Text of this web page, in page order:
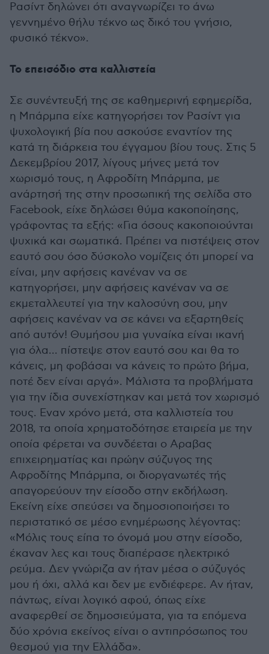
Ρασίντ δηλώνει ότι αναγνωρίζει το άνω
γεννημένο θήλυ τέκνο ως δικό του γνήσιο,
φυσικό τέκνο».
Το επεισόδιο στα καλλιστεία
Σε συνέντευξή της σε καθημερινή εφημερίδα,
η Μπάρμπα είχε κατηγορήσει τον Ρασίντ για
ψυχολογική βία που ασκούσε εναντίον της
κατά τη διάρκεια του έγγαμου βίου τους. Στις 5
Δεκεμβρίου 2017, λίγους μήνες μετά τον
χωρισμό τους, η Αφροδίτη Μπάρμπα, με
ανάρτησή της στην προσωπική της σελίδα στο
Facebook, είχε δηλώσει θύμα κακοποίησης,
γράφοντας τα εξής: «Για όσους κακοποιούνται
ψυχικά και σωματικά. Πρέπει να πιστέψεις στον
εαυτό σου όσο δύσκολο νομίζεις ότι μπορεί να
είναι, μην αφήσεις κανέναν να σε
κατηγορήσει, μην αφήσεις κανέναν να σε
εκμεταλλευτεί για την καλοσύνη σου, μην
αφήσεις κανέναν να σε κάνει να εξαρτηθείς
από αυτόν! Θυμήσου μια γυναίκα είναι ικανή
για όλα... πίστεψε στον εαυτό σου και θα το
κάνεις, μη φοβάσαι να κάνεις το πρώτο βήμα,
ποτέ δεν είναι αργά». Μάλιστα τα προβλήματα
για την ίδια συνεχίστηκαν και μετά τον χωρισμό
τους. Εναν χρόνο μετά, στα καλλιστεία του
2018, τα οποία χρηματοδότησε εταιρεία με την
οποία φέρεται να συνδέεται ο Αραβας
επιχειρηματίας και πρώην σύζυγος της
Αφροδίτης Μπάρμπα, οι διοργανωτές τής
απαγορεύουν την είσοδο στην εκδήλωση.
Εκείνη είχε σπεύσει να δημοσιοποιήσει το
περιστατικό σε μέσο ενημέρωσης λέγοντας:
«Μόλις τους είπα το όνομά μου στην είσοδο,
έκαναν λες και τους διαπέρασε ηλεκτρικό
ρεύμα. Δεν γνώριζα αν ήταν μέσα ο σύζυγός
μου ή όχι, αλλά και δεν με ενδιέφερε. Αν ήταν,
πάντως, είναι λογικό αφού, όπως είχε
αναφερθεί σε δημοσιεύματα, για τα επόμενα
δύο χρόνια εκείνος είναι ο αντιπρόσωπος του
θεσμού για την Ελλάδα».